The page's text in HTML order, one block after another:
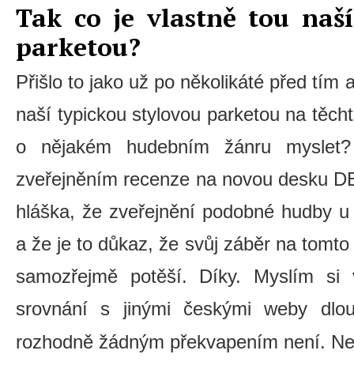
Tak co je vlastně tou
parketou?
Přišlo to jako už po několikáté před tím
naší typickou stylovou parketou na
o nějakém hudebním žánru
zveřejněním recenze na novou desku
hláška, že zveřejnění podobné hudby
a že je to důkaz, že svůj záběr na
samozřejmě potěší. Díky. Myslím
srovnání s jinými českými weby
rozhodně žádným překvapením není.